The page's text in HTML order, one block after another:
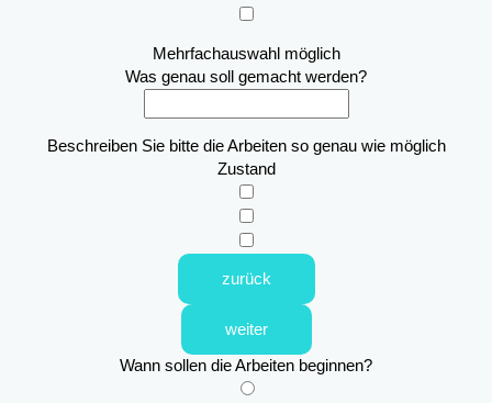
Mehrfachauswahl möglich
Was genau soll gemacht werden?
Beschreiben Sie bitte die Arbeiten so genau wie möglich
Zustand
zurück
weiter
Wann sollen die Arbeiten beginnen?